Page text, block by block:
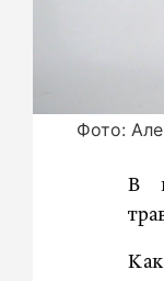
Фото:
В